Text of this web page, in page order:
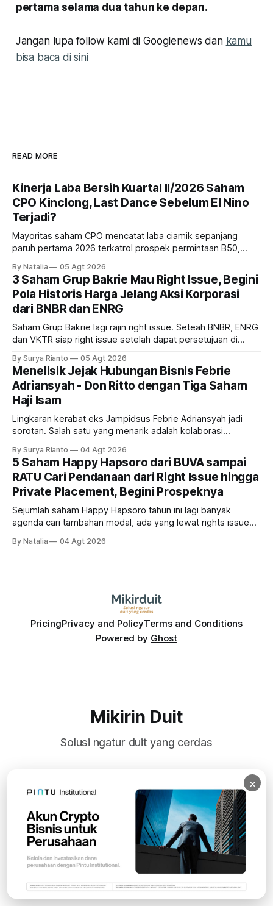
pertama selama dua tahun ke depan.
Jangan lupa follow kami di Googlenews dan kamu
bisa baca di sini
READ MORE
Kinerja Laba Bersih Kuartal II/2026 Saham
CPO Kinclong, Last Dance Sebelum El Nino
Terjadi?
Mayoritas saham CPO mencatat laba ciamik sepanjang
paruh pertama 2026 terkatrol prospek permintaan B50,
diprediksi semakin terlihat mendekati 2027. Kira-kira gimana
prospeknya? apakah masih menarik dilirik sektor ini?
By Natalia 05 Agt 2026
3 Saham Grup Bakrie Mau Right Issue, Begini
Pola Historis Harga Jelang Aksi Korporasi
dari BNBR dan ENRG
Saham Grup Bakrie lagi rajin right issue. Seteah BNBR, ENRG
dan VKTR siap right issue setelah dapat persetujuan di
pola saham Grup Bakrie jelang right issue
By Surya Rianto 05 Agt 2026
Menelisik Jejak Hubungan Bisnis Febrie
Adriansyah - Don Ritto dengan Tiga Saham
Haji Isam
Lingkaran kerabat eks Jampidsus Febrie Adriansyah jadi
sorotan. Salah satu yang menarik adalah kolaborasi
Bagaimana hubungannya?
By Surya Rianto 04 Agt 2026
5 Saham Happy Hapsoro dari BUVA sampai
RATU Cari Pendanaan dari Right Issue hingga
Private Placement, Begini Prospeknya
Sejumlah saham Happy Hapsoro tahun ini lagi banyak
agenda cari tambahan modal, ada yang lewat rights issue
gimana prospeknya?
By Natalia 04 Agt 2026
PricingPrivacy and PolicyTerms and Conditions
Powered by Ghost
Mikirin Duit
Solusi ngatur duit yang cerdas
Subscribe
×